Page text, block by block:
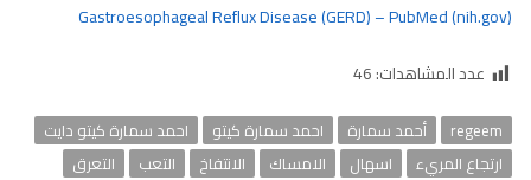
Gastroesophageal Reflux Disease (GERD) – PubMed (nih.gov)
عدد المشاهدات:46
regeem أحمد سمارة احمد سمارة كيتو
احمد سمارة كيتو دايت
ارتجاع المريء
اسهال الامساك الانتفاخ التعب
التعرق